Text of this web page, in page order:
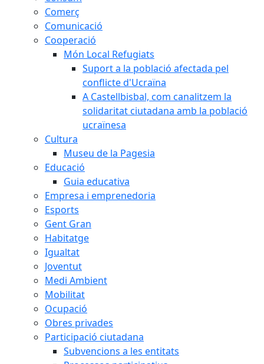
Comerç
Comunicació
Cooperació
Món Local Refugiats
Suport a la població afectada pel
conflicte d'Ucraïna
A Castellbisbal, com canalitzem la
solidaritat ciutadana amb la població
ucraïnesa
Cultura
Museu de la Pagesia
Educació
Guia educativa
Empresa i emprenedoria
Esports
Gent Gran
Habitatge
Igualtat
Joventut
Medi Ambient
Mobilitat
Ocupació
Obres privades
Participació ciutadana
Subvencions a les entitats